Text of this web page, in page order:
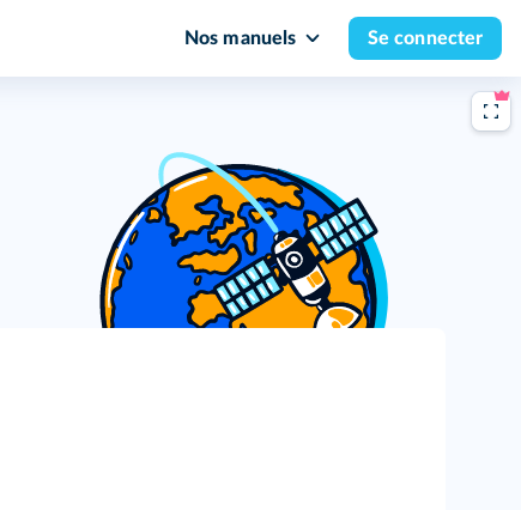
Nos manuels Se connecter